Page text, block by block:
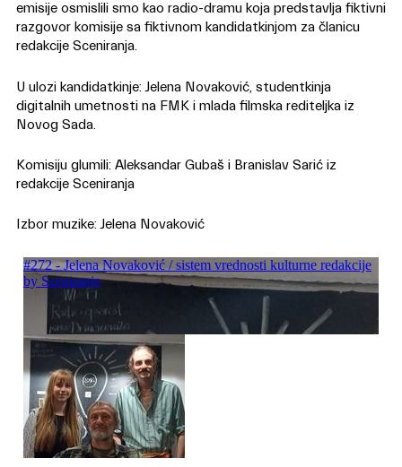
emisije osmislili smo kao radio-dramu koja predstavlja fiktivni
razgovor komisije sa fiktivnom kandidatkinjom za članicu
redakcije Sceniranja.
U ulozi kandidatkinje: Jelena Novaković, studentkinja
digitalnih umetnosti na FMK i mlada filmska rediteljka iz
Novog Sada.
Komisiju glumili: Aleksandar Gubaš i Branislav Sarić iz
redakcije Sceniranja
Izbor muzike: Jelena Novaković